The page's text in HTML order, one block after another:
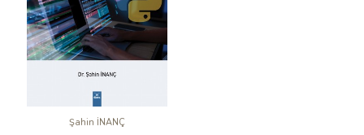
Şahin İNANÇ